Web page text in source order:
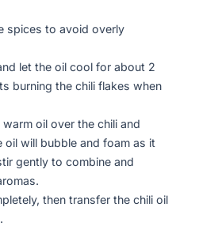
spices to avoid overly
let the oil cool for about 2
burning the chili flakes when
oil over the chili and
oil will bubble and foam as it
gently to combine and
then transfer the chili oil